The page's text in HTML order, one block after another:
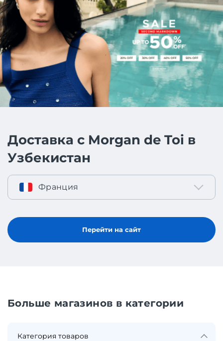
Доставка с Morgan de Toi в
Узбекистан
Франция
Перейти на сайт
Больше магазинов в категории